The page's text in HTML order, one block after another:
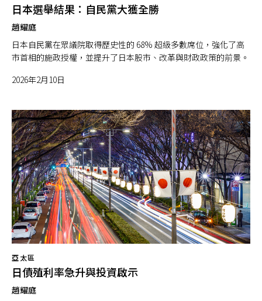
日本選舉結果：自民黨大獲全勝
趙耀庭
日本自民黨在眾議院取得歷史性的 68% 超級多數席位，強化了高
市首相的施政授權，並提升了日本股市、改革與財政政策的前景。
2026年2月10日
亞太區
日債殖利率急升與投資啟示
趙耀庭